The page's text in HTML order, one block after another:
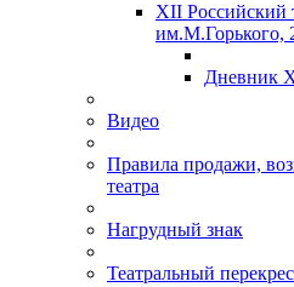
XII Российский
им.М.Горького,
Дневник
Видео
Правила продажи,
театра
Нагрудный знак
Театральный